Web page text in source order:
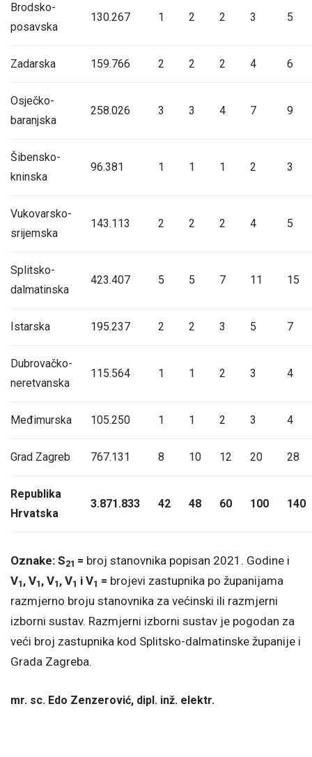
Brodsko-
posavska
130.267 1 2 2 3 5
Zadarska 159.766 2 2 2 4 6
Osječko-
baranjska
258.026 3 3 4 7 9
Šibensko-
kninska
96.381 1 1 1 2 3
Vukovarsko-
srijemska
143.113 2 2 2 4 5
Splitsko-
dalmatinska
423.407 5 5 7 11 15
Istarska 195.237 2 2 3 5 7
Dubrovačko-
neretvanska
115.564 1 1 2 3 4
Međimurska 105.250 1 1 2 3 4
Grad Zagreb 767.131 8 10 12 20 28
Republika
Hrvatska
3.871.833 42 48 60 100 140
Oznake: S21 = broj stanovnika popisan 2021. Godine i
V1 , V1 , V1 , V1 i V1 = brojevi zastupnika po županijama
razmjerno broju stanovnika za većinski ili razmjerni
izborni sustav. Razmjerni izborni sustav je pogodan za
veći broj zastupnika kod Splitsko-dalmatinske županije i
Grada Zagreba.
mr. sc. Edo Zenzerović, dipl. inž. elektr.